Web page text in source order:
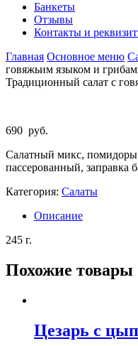
Банкеты
Отзывы
Контакты и
Главная Основное меню
говяжьим языком и
Традиционный салат с
690 руб.
Салатный микс,
пассерованный, заправка
Категория: Салаты
Описание
245 г.
Похожие товары
Цезарь с